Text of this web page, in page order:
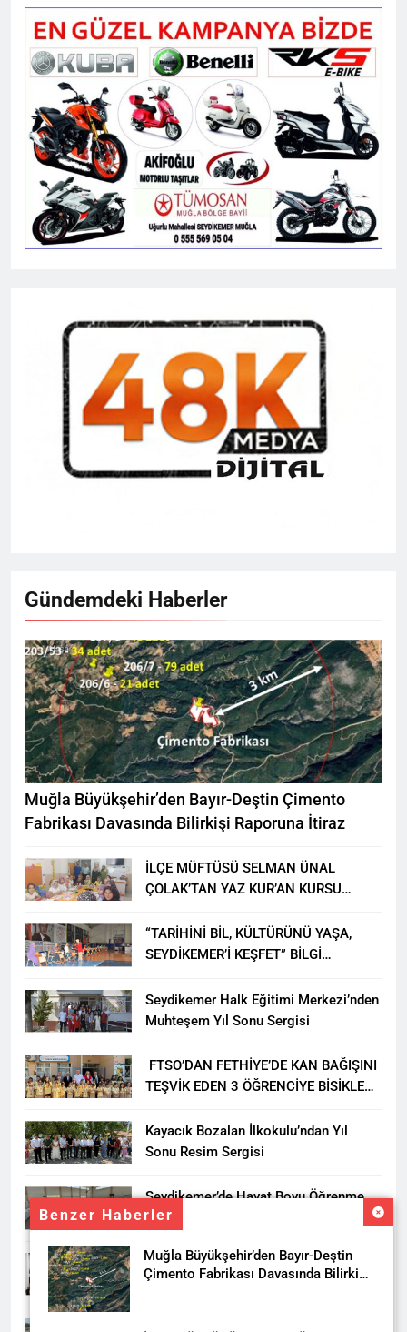
Benzer Haberler
Muğla Büyükşehir’den Bayır-Deştin
Çimento Fabrikası Davasında Bilirkişi
Gündemdeki Haberler
Muğla Büyükşehir’den Bayır-Deştin Çimento
Fabrikası Davasında Bilirkişi Raporuna İtiraz
İLÇE MÜFTÜSÜ SELMAN ÜNAL
ÇOLAK’TAN YAZ KUR’AN KURSU
“TARİHİNİ BİL, KÜLTÜRÜNÜ YAŞA,
SEYDİKEMER’İ KEŞFET” BİLGİ
Seydikemer Halk Eğitimi Merkezi’nden
Muhteşem Yıl Sonu Sergisi
FTSO’DAN FETHİYE’DE KAN BAĞIŞINI
TEŞVİK EDEN 3 ÖĞRENCİYE BİSİKLET
Kayacık Bozalan İlkokulu’ndan Yıl
Sonu Resim Sergisi
Seydikemer’de Hayat Boyu Öğrenme
Haftası Kadıköy Sergisiyle Başladı
DALAMAN KENT PARK PROJESİ İÇİN
BAŞKAN DURMUŞ’A YETKİ VERİLDİ
Seydikemer’de Akçay Deresi Tepkisi